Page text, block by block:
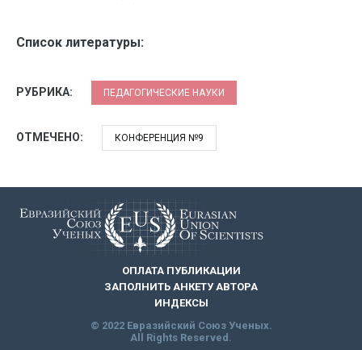
Список литературы:
РУБРИКА: ПЕДАГОГИЧЕСКИЕ НАУКИ
ОТМЕЧЕНО: КОНФЕРЕНЦИЯ №9
ОПЛАТА ПУБЛИКАЦИИ
ЗАПОЛНИТЬ АНКЕТУ АВТОРА
ИНДЕКСЫ
© 2022 Евразийский Союз Ученых.
All Rights Reserved.